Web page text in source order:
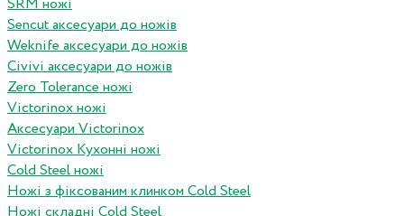
SRM ножі
Sencut аксесуари до ножів
Weknife аксесуари до ножів
Civivi аксесуари до ножів
Zero Tolerance ножі
Victorinox ножі
Аксесуари Victorinox
Victorinox Кухонні ножі
Cold Steel ножі
Ножі з фіксованим клинком Cold Steel